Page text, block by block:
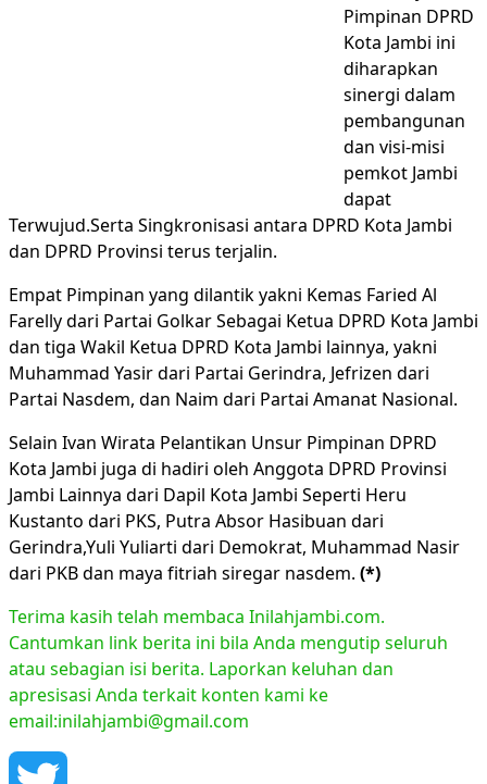
Pimpinan DPRD
Kota Jambi ini
diharapkan
sinergi dalam
pembangunan
dan visi-misi
pemkot Jambi
dapat
Terwujud.Serta Singkronisasi antara DPRD Kota Jambi
dan DPRD Provinsi terus terjalin.
Empat Pimpinan yang dilantik yakni Kemas Faried Al
Farelly dari Partai Golkar Sebagai Ketua DPRD Kota Jambi
dan tiga Wakil Ketua DPRD Kota Jambi lainnya, yakni
Muhammad Yasir dari Partai Gerindra, Jefrizen dari
Partai Nasdem, dan Naim dari Partai Amanat Nasional.
Selain Ivan Wirata Pelantikan Unsur Pimpinan DPRD
Kota Jambi juga di hadiri oleh Anggota DPRD Provinsi
Jambi Lainnya dari Dapil Kota Jambi Seperti Heru
Kustanto dari PKS, Putra Absor Hasibuan dari
Gerindra,Yuli Yuliarti dari Demokrat, Muhammad Nasir
dari PKB dan maya fitriah siregar nasdem. (*)
Terima kasih telah membaca Inilahjambi.com.
Cantumkan link berita ini bila Anda mengutip seluruh
atau sebagian isi berita. Laporkan keluhan dan
apresisasi Anda terkait konten kami ke
email:inilahjambi@gmail.com